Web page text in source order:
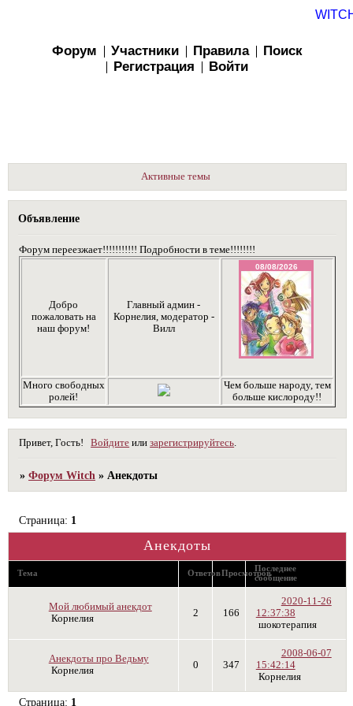
Форум Участники Правила
Поиск
Регистрация
Войти
Активные темы
Объявление
Форум переезжает!!!!!!!!!!! Подробности в теме!!!!!!!!
Добро
пожаловать на
наш форум!
Главный админ -
Корнелия, модератор -
Вилл
Много свободных
ролей!
Чем больше народу, тем
больше кислороду!!
Привет, Гость! Войдите илизарегистрируйтесь
»Форум Witch » Анекдоты
Анекдоты
Страница: 1
Тема ОтветовПросмотровПоследнее
сообщение
Мой любимый анекдот
Корнелия
2 166
2020-11-26
12:37:38
шокотерапия
Анекдоты про Ведьму
Корнелия
0 347
2008-06-07
15:42:14
Корнелия
Страница: 1